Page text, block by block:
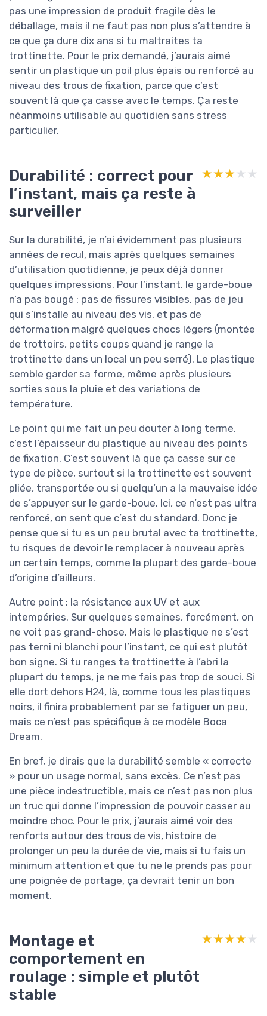
pas une impression de produit fragile dès le
déballage, mais il ne faut pas non plus s’attendre à
ce que ça dure dix ans si tu maltraites ta
trottinette. Pour le prix demandé, j’aurais aimé
sentir un plastique un poil plus épais ou renforcé au
niveau des trous de fixation, parce que c’est
souvent là que ça casse avec le temps. Ça reste
néanmoins utilisable au quotidien sans stress
particulier.
Durabilité : correct pour
l’instant, mais ça reste à
surveiller
★★★★★
★★★★★
Sur la durabilité, je n’ai évidemment pas plusieurs
années de recul, mais après quelques semaines
d’utilisation quotidienne, je peux déjà donner
quelques impressions. Pour l’instant, le garde-boue
n’a pas bougé : pas de fissures visibles, pas de jeu
qui s’installe au niveau des vis, et pas de
déformation malgré quelques chocs légers (montée
de trottoirs, petits coups quand je range la
trottinette dans un local un peu serré). Le plastique
semble garder sa forme, même après plusieurs
sorties sous la pluie et des variations de
température.
Le point qui me fait un peu douter à long terme,
c’est l’épaisseur du plastique au niveau des points
de fixation. C’est souvent là que ça casse sur ce
type de pièce, surtout si la trottinette est souvent
pliée, transportée ou si quelqu’un a la mauvaise idée
de s’appuyer sur le garde-boue. Ici, ce n’est pas ultra
renforcé, on sent que c’est du standard. Donc je
pense que si tu es un peu brutal avec ta trottinette,
tu risques de devoir le remplacer à nouveau après
un certain temps, comme la plupart des garde-boue
d’origine d’ailleurs.
Autre point : la résistance aux UV et aux
intempéries. Sur quelques semaines, forcément, on
ne voit pas grand-chose. Mais le plastique ne s’est
pas terni ni blanchi pour l’instant, ce qui est plutôt
bon signe. Si tu ranges ta trottinette à l’abri la
plupart du temps, je ne me fais pas trop de souci. Si
elle dort dehors H24, là, comme tous les plastiques
noirs, il finira probablement par se fatiguer un peu,
mais ce n’est pas spécifique à ce modèle Boca
Dream.
En bref, je dirais que la durabilité semble « correcte
» pour un usage normal, sans excès. Ce n’est pas
une pièce indestructible, mais ce n’est pas non plus
un truc qui donne l’impression de pouvoir casser au
moindre choc. Pour le prix, j’aurais aimé voir des
renforts autour des trous de vis, histoire de
prolonger un peu la durée de vie, mais si tu fais un
minimum attention et que tu ne le prends pas pour
une poignée de portage, ça devrait tenir un bon
moment.
Montage et
comportement en
roulage : simple et plutôt
stable
★★★★★
★★★★★